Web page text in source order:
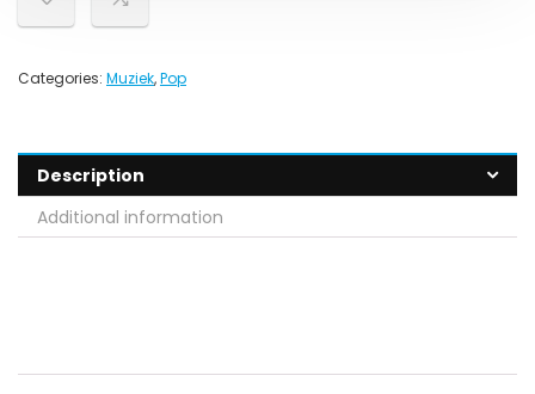
Categories: Muziek,Pop
Description
Additional information